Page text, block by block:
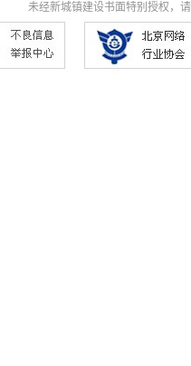
未经新城镇建设书面特别授权，